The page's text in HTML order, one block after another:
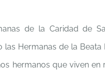
de la Caridad de
Hermanas de la
hermanos que viven